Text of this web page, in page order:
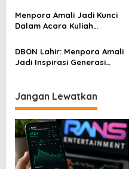
s
Menpora Amali Jadi Kunci
Dalam Acara Kuliah
DBON Lahir: Menpora Amali
Jadi Inspirasi Generasi
Jangan Lewatkan